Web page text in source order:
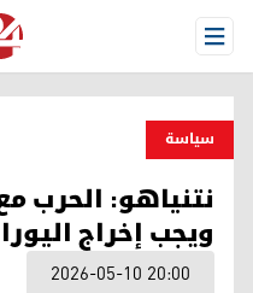
Open Menu
سیاسة
نتنياهو: الحرب
ويجب إخراج
2026-05-10 20:00